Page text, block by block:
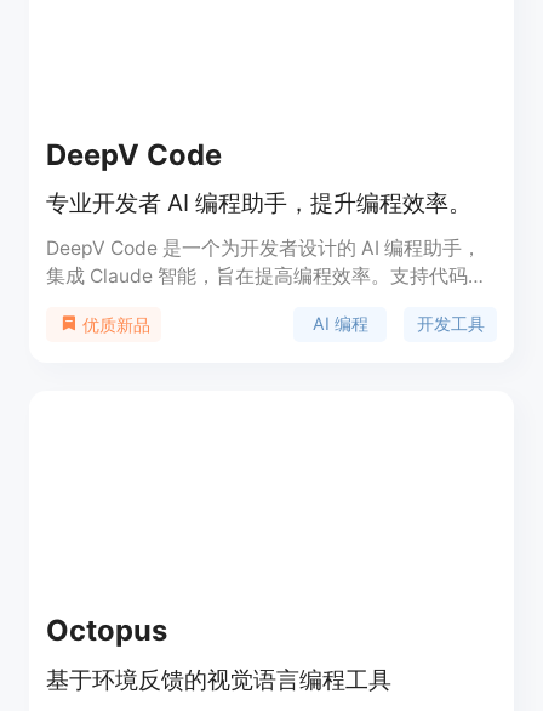
DeepV Code
专业开发者 AI 编程助手，提升编程效率。
DeepV Code 是一个为开发者设计的 AI 编程助手，
集成 Claude 智能，旨在提高编程效率。支持代码分
目。基础版仅需 $9.9，专业版 $599，满足不同用户
优质新品 AI 编程 开发工具
Octopus
基于环境反馈的视觉语言编程工具